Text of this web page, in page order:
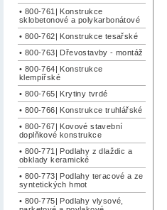
• 800-761| Konstrukce
sklobetonové a polykarbonátové
• 800-762| Konstrukce tesařské
• 800-763| Dřevostavby - montáž
• 800-764| Konstrukce
klempířské
• 800-765| Krytiny tvrdé
• 800-766| Konstrukce truhlářské
• 800-767| Kovové stavební
doplňkové konstrukce
• 800-771| Podlahy z dlaždic a
obklady keramické
• 800-773| Podlahy teracové a ze
syntetických hmot
• 800-775| Podlahy vlysové,